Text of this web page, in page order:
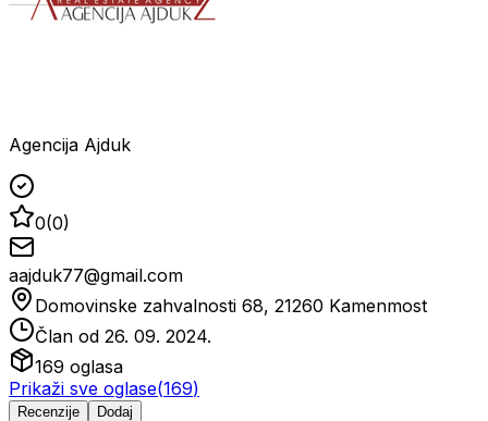
Agencija Ajduk
0(0)
aajduk77@gmail.com
Domovinske zahvalnosti 68, 21260 Kamenmost
Član od 26. 09. 2024.
169 oglasa
Prikaži sve oglase(169)
Recenzije Dodaj